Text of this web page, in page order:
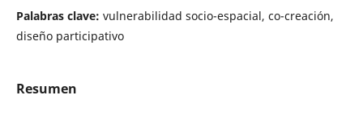
Palabras clave: vulnerabilidad socio-espacial, co-creación,
diseño participativo
Resumen